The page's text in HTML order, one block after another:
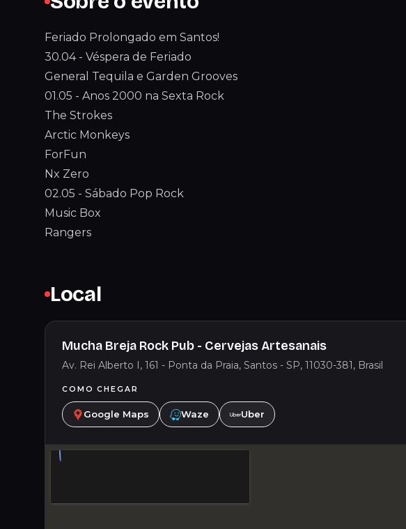
Feriado Prolongado em Santos!
30.04 - Véspera de Feriado
General Tequila e Garden Grooves
01.05 - Anos 2000 na Sexta Rock
The Strokes
Arctic Monkeys
ForFun
Nx Zero
02.05 - Sábado Pop Rock
Music Box
Rangers
Local
Mucha Breja Rock Pub - Cervejas Artesanais
Av. Rei Alberto I, 161 - Ponta da Praia, Santos - SP, 11030-381, Brasil
COMO CHEGAR
Google Maps Waze Uber